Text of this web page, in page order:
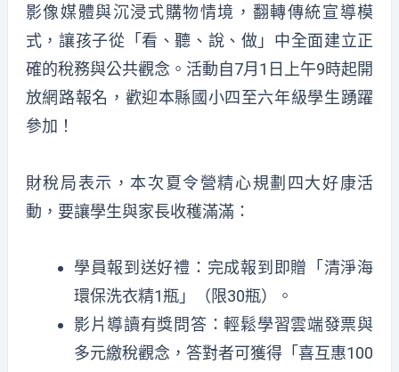
影像媒體與沉浸式購物情境，翻轉傳統宣導模
式，讓孩子從「看、聽、說、做」中全面建立正
確的稅務與公共觀念。活動自7月1日上午9時起開
放網路報名，歡迎本縣國小四至六年級學生踴躍
參加！
財稅局表示，本次夏令營精心規劃四大好康活
動，要讓學生與家長收穫滿滿：
學員報到送好禮：完成報到即贈「清淨海
環保洗衣精1瓶」（限30瓶）。
影片導讀有獎問答：輕鬆學習雲端發票與
多元繳稅觀念，答對者可獲得「喜互惠100